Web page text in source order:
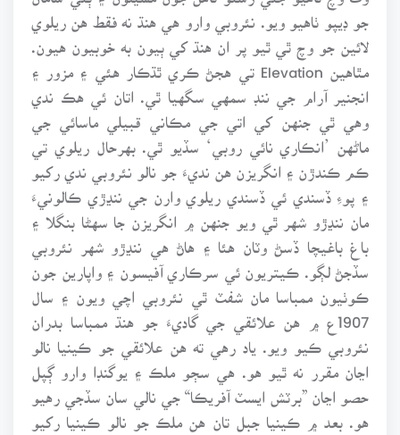
جو ڊيپو ٺاهيو ويو. نئروبي وارو هي هنڌ نه فقط هن ريلوي
لائين جو وچ ٿي ٿيو پر ان هنڌ کي ٻيون به خوبيون هيون.
مٿاهين Elevation تي هجڻ ڪري ٿڌڪار هئي ۽ مزور ۽
انجنير آرام جي ننڊ سمهي سگهيا ٿي. اتان ئي هڪ ندي
وهي ٿي جنهن کي اتي جي مڪاني قبيلي ماسائي جي
ماڻهن ’انڪاري نائي روبي‘ سڏيو ٿي. بهرحال ريلوي تي
ڪم ڪندڙن ۽ انگريزن هن نديءَ جو نالو نئروبي ندي رکيو
۽ پوءِ ڏسندي ئي ڏسندي ريلوي وارن جي ننڍڙي ڪالونيءَ
مان ننڍڙو شهر ٿي ويو جنهن ۾ انگريزن جا سهڻا بنگلا ۽
باغ باغيچا ڏسڻ وٽان هئا ۽ هاڻ هي ننڍڙو شهر نئروبي
سڏجڻ لڳو. ڪيتريون ئي سرڪاري آفيسون ۽ واپارين جون
ڪوٺيون ممباسا مان شفٽ ٿي نئروبي اچي ويون ۽ سال
1907ع ۾ هن علائقي جي گاديءَ جو هنڌ ممباسا بدران
نئروبي ڪيو ويو. ياد رهي ته هن علائقي جو ڪينيا نالو
اڃان مقرر نه ٿيو هو. هي سڄو ملڪ ۽ يوگنڊا وارو ڳپل
حصو اڃان ”برٽش ايسٽ آفريڪا“ جي نالي سان سڏجي رهيو
هو. بعد ۾ ڪينيا جبل تان هن ملڪ جو نالو ڪينيا رکيو